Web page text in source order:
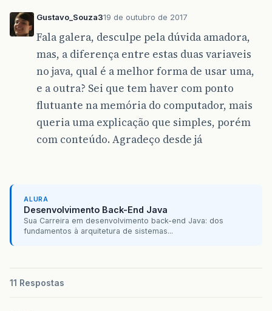
Gustavo_Souza319 de outubro de 2017
Fala galera, desculpe pela dúvida amadora,
mas, a diferença entre estas duas variaveis
no java, qual é a melhor forma de usar uma,
e a outra? Sei que tem haver com ponto
flutuante na memória do computador, mais
queria uma explicação que simples, porém
com conteúdo. Agradeço desde já
ALURA
Desenvolvimento Back-End Java
Sua Carreira em desenvolvimento back-end Java: dos
fundamentos à arquitetura de sistemas...
11 Respostas